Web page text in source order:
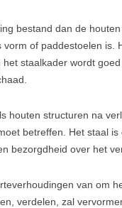
bestand dan de
of paddestoelen is.
staalkader wordt
houten structuren na
betreffen. Het staal
bezorgdheid over het
van om
verdelen, zal